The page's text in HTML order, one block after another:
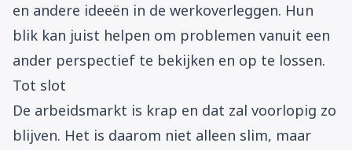
en andere ideeën in de werkoverleggen. Hun
blik kan juist helpen om problemen vanuit een
ander perspectief te bekijken en op te lossen.
Tot slot
De arbeidsmarkt is krap en dat zal voorlopig zo
blijven. Het is daarom niet alleen slim, maar